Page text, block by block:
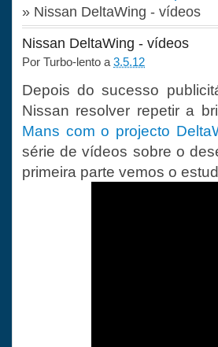
» Nissan DeltaWing - vídeos
Nissan DeltaWing - vídeos
Por Turbo-lento a 3.5.12
Depois do sucesso
Nissan resolver repetir a
Mans com o projecto
série de vídeos sobre o
primeira parte vemos o